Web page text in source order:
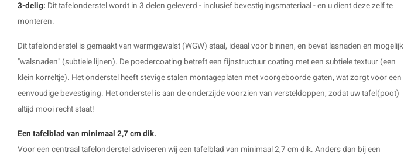
3-delig: Dit tafelonderstel wordt in 3 delen geleverd - inclusief bevestigingsmateriaal - en u dient deze zelf te
monteren.
Dit tafelonderstel is gemaakt van warmgewalst (WGW) staal, ideaal voor binnen, en bevat lasnaden en mogelijk
"walsnaden" (subtiele lijnen). De poedercoating betreft een fijnstructuur coating met een subtiele textuur (een
klein korreltje). Het onderstel heeft stevige stalen montageplaten met voorgeboorde gaten, wat zorgt voor een
eenvoudige bevestiging. Het onderstel is aan de onderzijde voorzien van versteldoppen, zodat uw tafel(poot)
altijd mooi recht staat!
Een tafelblad van minimaal 2,7 cm dik.
Voor een centraal tafelonderstel adviseren wij een tafelblad van minimaal 2,7 cm dik. Anders dan bij een